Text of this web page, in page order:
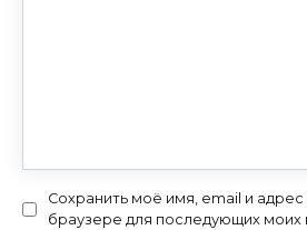
Сохранить моё имя, email и адрес
браузере для последующих моих